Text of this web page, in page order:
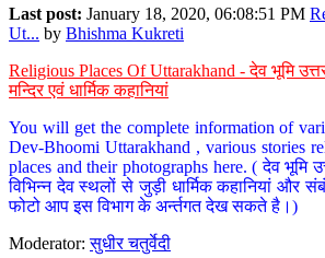
Last post: January 18, 2020, 06:08:51 PM
Ut... by Bhishma Kukreti
Religious Places Of Uttarakhand - देव भूमि
मन्दिर एवं धार्मिक कहानियां
You will get the complete information of
Dev-Bhoomi Uttarakhand , various stories
places and their photographs here. ( देव भूमि
विभिन्न देव स्थलों से जुड़ी धार्मिक कहानियां और
फोटो आप इस विभाग के अर्न्तगत देख सकते है।)
Moderator:सुधीर चतुर्वेदी